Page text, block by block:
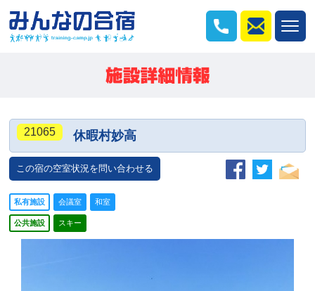
21065 休暇村妙高
この宿の空室状況を問い合わせる
私有施設 会議室 和室
公共施設 スキー